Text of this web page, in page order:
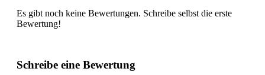
Es gibt noch keine Bewertungen. Schreibe selbst die erste
Bewertung!
Schreibe eine Bewertung